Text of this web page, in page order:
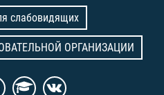
слабовидящих
ОРГАНИЗАЦИИ